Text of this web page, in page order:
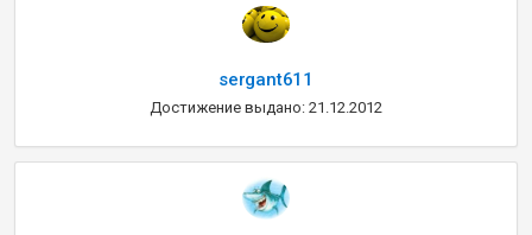
sergant611
Достижение выдано: 21.12.2012